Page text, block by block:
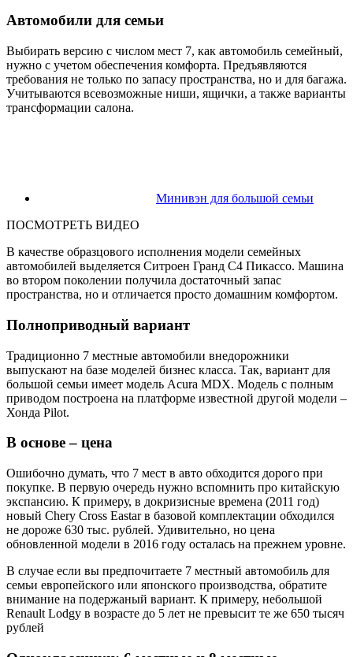
Автомобили для семьи
Выбирать версию с числом мест 7, как автомобиль семейный,
нужно с учетом обеспечения комфорта. Предъявляются
требования не только по запасу пространства, но и для багажа.
Учитываются всевозможные ниши, ящички, а также варианты
трансформации салона.
Минивэн для большой семьи
ПОСМОТРЕТЬ ВИДЕО
В качестве образцового исполнения модели семейных
автомобилей выделяется Ситроен Гранд С4 Пикассо. Машина
во втором поколении получила достаточный запас
пространства, но и отличается просто домашним комфортом.
Полноприводный вариант
Традиционно 7 местные автомобили внедорожники
выпускают на базе моделей бизнес класса. Так, вариант для
большой семьи имеет модель Acura MDX. Модель с полным
приводом построена на платформе известной другой модели –
Хонда Pilot.
В основе – цена
Ошибочно думать, что 7 мест в авто обходится дорого при
покупке. В первую очередь нужно вспомнить про китайскую
экспансию. К примеру, в докризисные времена (2011 год)
новый Chery Cross Eastar в базовой комплектации обходился
не дороже 630 тыс. рублей. Удивительно, но цена
обновленной модели в 2016 году осталась на прежнем уровне.
В случае если вы предпочитаете 7 местный автомобиль для
семьи европейского или японского производства, обратите
внимание на подержаный вариант. К примеру, небольшой
Renault Lodgy в возрасте до 5 лет не превысит те же 650 тысяч
рублей